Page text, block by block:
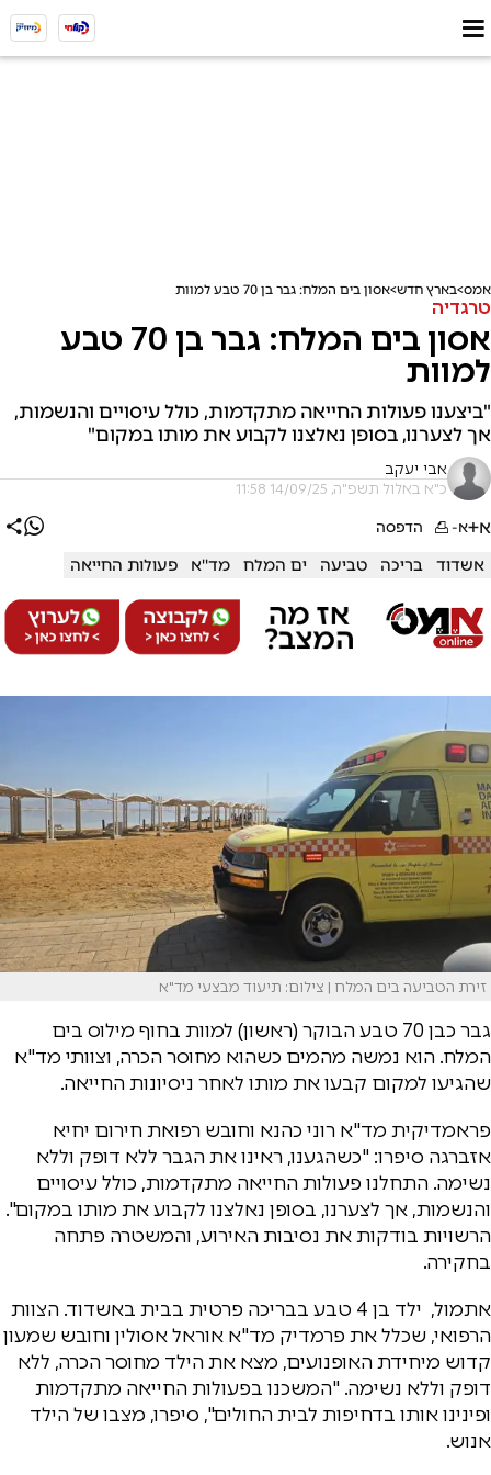
אמס בארץ חדש אסון בים המלח: גבר בן 70 טבע למוות
טרגדיה
אסון בים המלח: גבר בן 70 טבע
למוות
"ביצענו פעולות החייאה מתקדמות, כולל עיסויים והנשמות,
אך לצערנו, בסופן נאלצנו לקבוע את מותו במקום"
אבי יעקב
כ"א באלול תשפ"ה, 14/09/25 11:58
א+א- הדפסה
אשדוד בריכה טביעה ים המלח מד''א פעולות החייאה
זירת הטביעה בים המלח | צילום: תיעוד מבצעי מד"א
גבר כבן 70 טבע הבוקר (ראשון) למוות בחוף מילוס בים
המלח. הוא נמשה מהמים כשהוא מחוסר הכרה, וצוותי מד"א
שהגיעו למקום קבעו את מותו לאחר ניסיונות החייאה.
פראמדיקית מד"א רוני כהנא וחובש רפואת חירום יחיא
אזברגה סיפרו: "כשהגענו, ראינו את הגבר ללא דופק וללא
נשימה. התחלנו פעולות החייאה מתקדמות, כולל עיסויים
והנשמות, אך לצערנו, בסופן נאלצנו לקבוע את מותו במקום".
הרשויות בודקות את נסיבות האירוע, והמשטרה פתחה
בחקירה.
אתמול, ילד בן 4 טבע בבריכה פרטית בבית באשדוד. הצוות
הרפואי, שכלל את פרמדיק מד"א אוראל אסולין וחובש שמעון
קדוש מיחידת האופנועים, מצא את הילד מחוסר הכרה, ללא
דופק וללא נשימה. "המשכנו בפעולות החייאה מתקדמות
ופינינו אותו בדחיפות לבית החולים", סיפרו, מצבו של הילד
אנוש.